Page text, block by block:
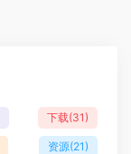
下载(31)
资源(21)